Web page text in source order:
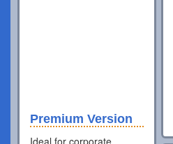
Premium Version
Ideal for corporate